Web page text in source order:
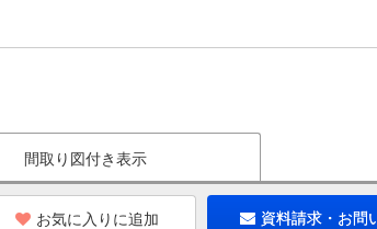
間取り図付き表示
お気に入りに追加 資料請求・お問